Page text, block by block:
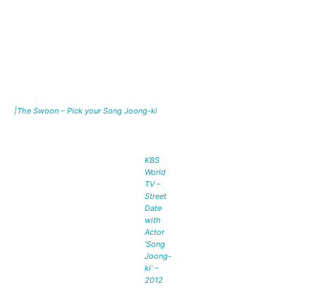
|The Swoon – Pick your Song Joong-ki
KBS
World
TV –
Street
Date
with
Actor
‘Song
Joong-
ki’ –
2012